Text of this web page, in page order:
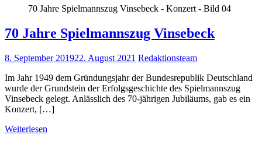
70 Jahre Spielmannszug Vinsebeck - Konzert - Bild 04
70 Jahre Spielmannszug Vinsebeck
8. September 201922. August 2021 Redaktionsteam
Im Jahr 1949 dem Gründungsjahr der Bundesrepublik Deutschland
wurde der Grundstein der Erfolgsgeschichte des Spielmannszug
Vinsebeck gelegt. Anlässlich des 70-jährigen Jubiläums, gab es ein
Konzert, […]
Weiterlesen